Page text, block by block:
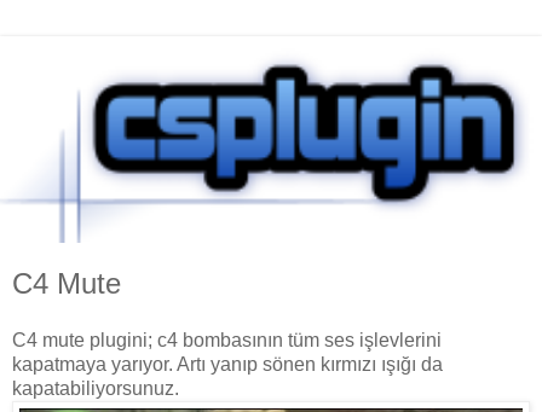
C4 Mute
C4 mute plugini; c4 bombasının tüm ses işlevlerini
kapatmaya yarıyor. Artı yanıp sönen kırmızı ışığı da
kapatabiliyorsunuz.